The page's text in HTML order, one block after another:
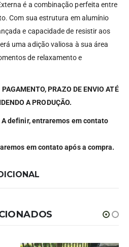
é a combinação perfeita entre
Com sua estrutura em alumínio
e capacidade de resistir aos
uma adição valiosa à sua área
de relaxamento e
PRAZO DE ENVIO ATÉ
A PRODUÇÃO.
definir, entraremos em contato
em contato após a compra.